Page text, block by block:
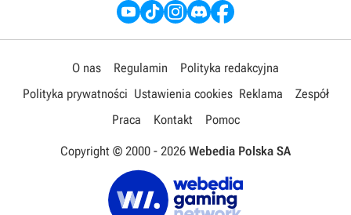
O nas Regulamin
Polityka redakcyjna
Polityka prywatności Ustawienia cookies Reklama
Zespół
Praca
Kontakt Pomoc
Copyright © 2000 - 2026 Webedia Polska SA